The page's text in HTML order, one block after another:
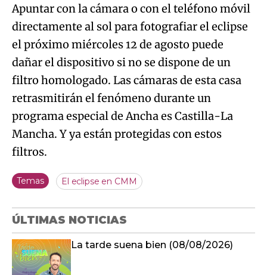
Apuntar con la cámara o con el teléfono móvil
directamente al sol para fotografiar el eclipse
el próximo miércoles 12 de agosto puede
dañar el dispositivo si no se dispone de un
filtro homologado. Las cámaras de esta casa
retrasmitirán el fenómeno durante un
programa especial de Ancha es Castilla-La
Mancha. Y ya están protegidas con estos
filtros.
Temas El eclipse en CMM
ÚLTIMAS NOTICIAS
La tarde suena bien (08/08/2026)